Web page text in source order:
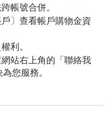
帳號合併。
〕查看帳戶購物金資
利。
站右上角的「聯絡我
您服務。